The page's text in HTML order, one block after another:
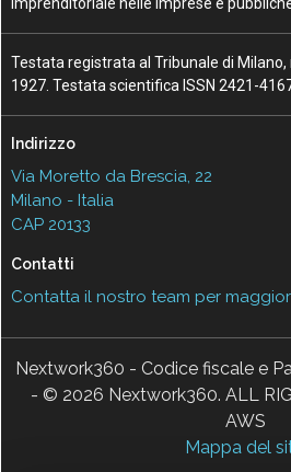
imprenditoriale nelle imprese e
Testata registrata al Tribunale di
1927. Testata scientifica ISSN 2421-
Indirizzo
Via Moretto da Brescia, 22
Milano - Italia
CAP 20133
Contatti
Contatta il nostro team per
Nextwork360 - Codice fiscale e
- © 2026 Nextwork360. ALL
AWS
Mappa del